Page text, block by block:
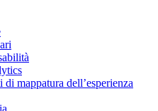
mappatura dell’esperienza